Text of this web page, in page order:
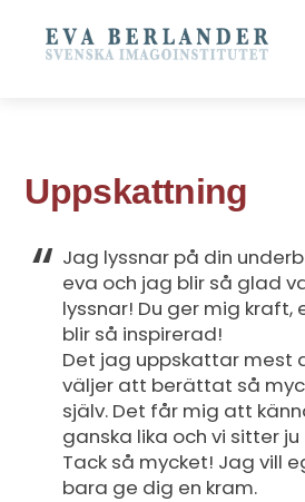
Uppskattning
Jag lyssnar på din
eva och jag blir så glad
lyssnar! Du ger mig kraft,
blir så inspirerad!
Det jag uppskattar mest
väljer att berättat så
själv. Det får mig att
ganska lika och vi sitter
Tack så mycket! Jag vill
bara ge dig en kram.